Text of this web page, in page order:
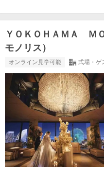
ＹＯＫＯＨＡＭＡ Ｍ
モノリス）
オンライン見学可能 式場・ゲ